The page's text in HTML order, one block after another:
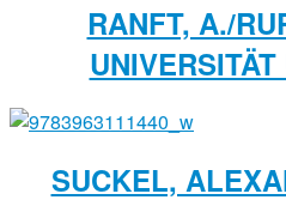
RANFT, A./
SUCKEL,